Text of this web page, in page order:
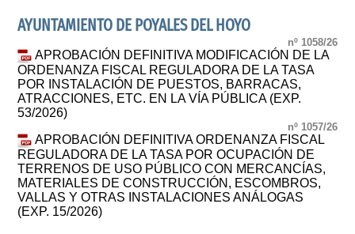
AYUNTAMIENTO DE POYALES DEL HOYO
nº 1058/26
APROBACIÓN DEFINITIVA MODIFICACIÓN DE LA
ORDENANZA FISCAL REGULADORA DE LA TASA
POR INSTALACIÓN DE PUESTOS, BARRACAS,
ATRACCIONES, ETC. EN LA VÍA PÚBLICA (EXP.
53/2026)
nº 1057/26
APROBACIÓN DEFINITIVA ORDENANZA FISCAL
REGULADORA DE LA TASA POR OCUPACIÓN DE
TERRENOS DE USO PÚBLICO CON MERCANCÍAS,
MATERIALES DE CONSTRUCCIÓN, ESCOMBROS,
VALLAS Y OTRAS INSTALACIONES ANÁLOGAS
(EXP. 15/2026)